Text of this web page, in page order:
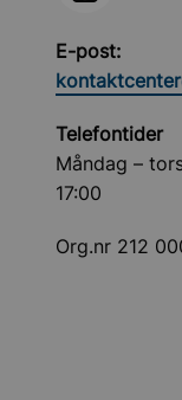
E-post:
Telefontider
Måndag –
17:00
Org.nr 212